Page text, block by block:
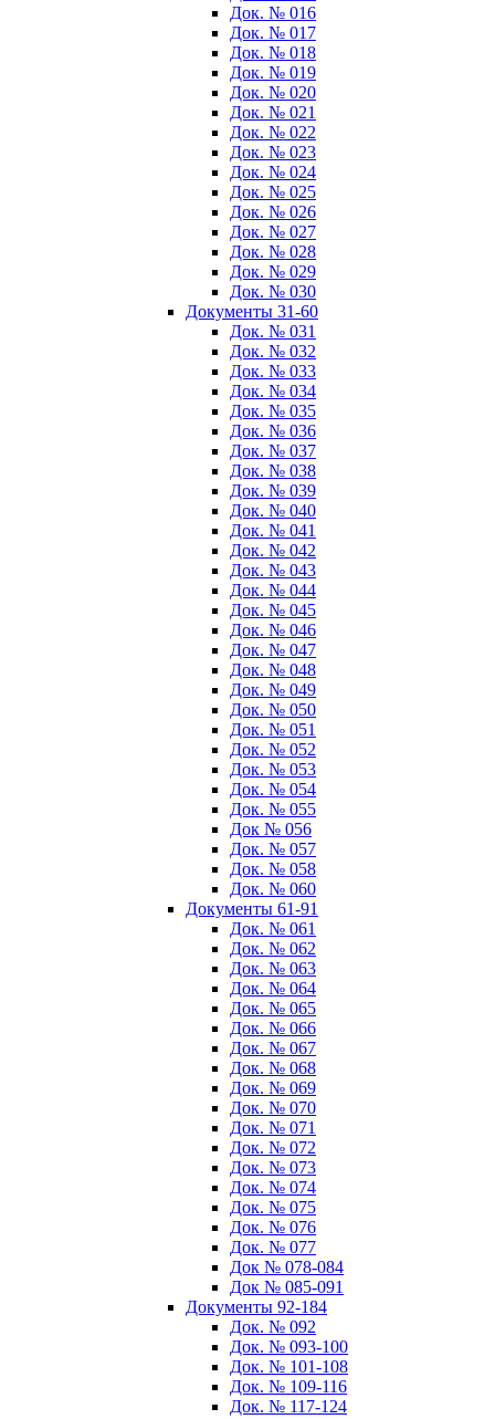
Док. № 016
Док. № 017
Док. № 018
Док. № 019
Док. № 020
Док. № 021
Док. № 022
Док. № 023
Док. № 024
Док. № 025
Док. № 026
Док. № 027
Док. № 028
Док. № 029
Док. № 030
Документы 31-60
Док. № 031
Док. № 032
Док. № 033
Док. № 034
Док. № 035
Док. № 036
Док. № 037
Док. № 038
Док. № 039
Док. № 040
Док. № 041
Док. № 042
Док. № 043
Док. № 044
Док. № 045
Док. № 046
Док. № 047
Док. № 048
Док. № 049
Док. № 050
Док. № 051
Док. № 052
Док. № 053
Док. № 054
Док. № 055
Док № 056
Док. № 057
Док. № 058
Док. № 060
Документы 61-91
Док. № 061
Док. № 062
Док. № 063
Док. № 064
Док. № 065
Док. № 066
Док. № 067
Док. № 068
Док. № 069
Док. № 070
Док. № 071
Док. № 072
Док. № 073
Док. № 074
Док. № 075
Док. № 076
Док. № 077
Док № 078-084
Док № 085-091
Документы 92-184
Док. № 092
Док. № 093-100
Док. № 101-108
Док. № 109-116
Док. № 117-124